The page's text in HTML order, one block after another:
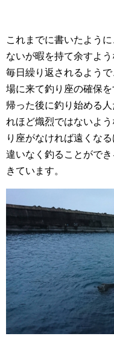
これまでに書いたよう
ないが暇を持て余すよ
毎日繰り返されるよう
場に来て釣り座の確保
帰った後に釣り始める
れほど熾烈ではないよ
り座がなければ遠くな
違いなく釣ることがで
きています。